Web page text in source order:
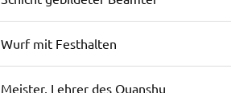
Wurf mit Festhalten
Meister, Lehrer des Quanshu